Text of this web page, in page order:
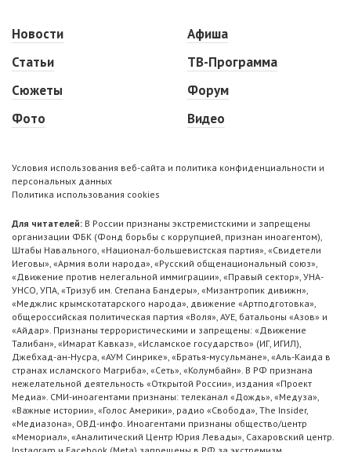
Новости
Статьи
Сюжеты
Фото
Афиша
ТВ-Программа
Форум
Видео
Условия использования веб-сайта и политика конфиденциальности и
персональных данных
Политика использования cookies
Для читателей: В России признаны экстремистскими и запрещены
организации ФБК (Фонд борьбы с коррупцией, признан иноагентом),
Штабы Навального, «Национал-большевистская партия», «Свидетели
Иеговы», «Армия воли народа», «Русский общенациональный союз»,
«Движение против нелегальной иммиграции», «Правый сектор», УНА-
УНСО, УПА, «Тризуб им. Степана Бандеры», «Мизантропик дивижн»,
«Меджлис крымскотатарского народа», движение «Артподготовка»,
общероссийская политическая партия «Воля», АУЕ, батальоны «Азов» и
«Айдар». Признаны террористическими и запрещены: «Движение
Талибан», «Имарат Кавказ», «Исламское государство» (ИГ, ИГИЛ),
Джебхад-ан-Нусра, «АУМ Синрике», «Братья-мусульмане», «Аль-Каида в
странах исламского Магриба», «Сеть», «Колумбайн». В РФ признана
нежелательной деятельность «Открытой России», издания «Проект
Медиа». СМИ-иноагентами признаны: телеканал «Дождь», «Медуза»,
«Важные истории», «Голос Америки», радио «Свобода», The Insider,
«Медиазона», ОВД-инфо. Иноагентами признаны общество/центр
«Мемориал», «Аналитический Центр Юрия Левады», Сахаровский центр.